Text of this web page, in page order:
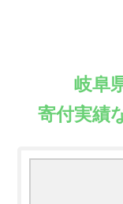
岐阜
寄付実績